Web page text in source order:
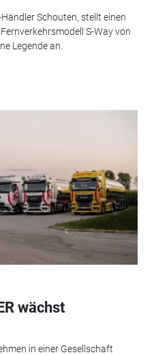
Schouten, stellt einen
S-Way von
Legende an.
wächst
in einer Gesellschaft